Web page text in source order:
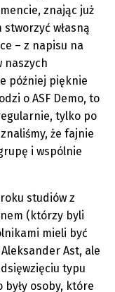
znając już
własną
– z napisu na
naszych
później pięknie
o ASF Demo, to
tylko po
że fajnie
i wspólnie
studiów z
(którzy byli
mieli być
Ast, ale
typu
były osoby, które